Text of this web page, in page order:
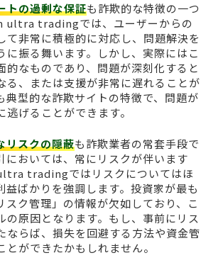
トの過剰な保証も詐欺的な特徴の一つ
ultra tradingでは、ユーザーからの
て非常に積極的に対応し、問題解決を
に振る舞います。しかし、実際にはこ
的なものであり、問題が深刻化すると
る、または支援が非常に遅れることが
典型的な詐欺サイトの特徴で、問題が
げることができます。
リスクの隠蔽も詐欺業者の常套手段で
においては、常にリスクが伴います
tradingではリスクについてはほ
益ばかりを強調します。投資家が最も
スク管理」の情報が欠如しており、こ
の原因となります。もし、事前にリス
ならば、損失を回避する方法や資金管
とができたかもしれません。